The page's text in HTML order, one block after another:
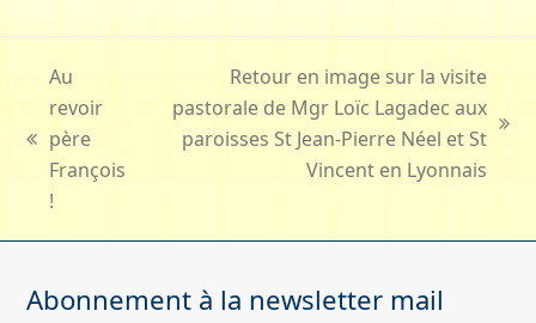
previous
post:
Au
revoir
père
François
!
next
Retour en image sur la visite
pastorale de Mgr Loïc Lagadec aux
paroisses St Jean-Pierre Néel et St
Vincent en Lyonnais
Abonnement à la newsletter mail